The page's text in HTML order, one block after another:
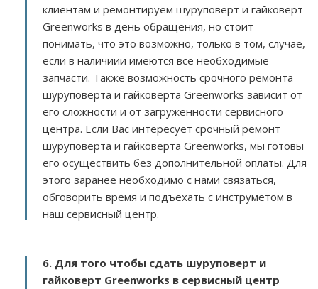
клиентам и ремонтируем шуруповерт и гайковерт
Greenworks в день обращения, но стоит
понимать, что это возможно, только в том, случае,
если в наличиии имеются все необходимые
запчасти. Также возможность срочного ремонта
шуруповерта и гайковерта Greenworks зависит от
его сложности и от загруженности сервисного
центра. Если Вас интересует срочный ремонт
шуруповерта и гайковерта Greenworks, мы готовы
его осуществить без дополнительной оплаты. Для
этого заранее необходимо с нами связаться,
обговорить время и подъехать с инструметом в
наш сервисный центр.
6. Для того чтобы сдать шуруповерт и
гайковерт Greenworks в сервисный центр